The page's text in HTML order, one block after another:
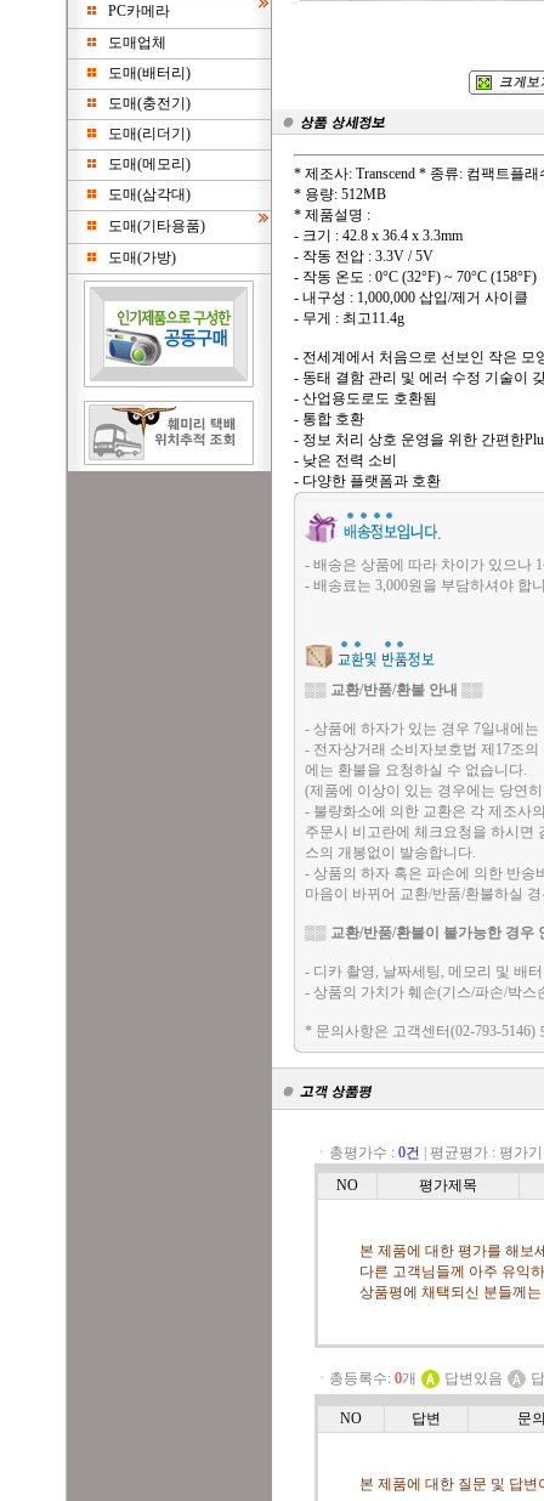
PC카메라
도매업체
도매(배터리)
도매(충전기)
도매(리더기)
도매(메모리)
도매(삼각대)
도매(기타용품)
도매(가방)
* 제조사: Transcend * 종류: 컴팩트플래
* 용량: 512MB
* 제품설명 :
- 크기 : 42.8 x 36.4 x 3.3mm
- 작동 전압 : 3.3V / 5V
- 작동 온도 : 0°C (32°F) ~ 70°C (158°F)
- 내구성 : 1,000,000 삽입/제거 사이클
- 무게 : 최고11.4g
- 전세계에서 처음으로 선보인 작은 모
- 동태 결함 관리 및 에러 수정 기술이
- 산업용도로도 호환됨
- 통합 호환
- 정보 처리 상호 운영을 위한 간편한
- 낮은 전력 소비
- 다양한 플랫폼과 호환
- 배송은 상품에 따라 차이가 있으나
- 배송료는 3,000원을 부담하셔야 합
▒▒ 교환/반품/환불 안내 ▒▒
- 상품에 하자가 있는 경우 7일내에
- 전자상거래 소비자보호법 제17조
에는 환불을 요청하실 수 없습니다.
(제품에 이상이 있는 경우에는 당연
- 불량화소에 의한 교환은 각 제조사
주문시 비고란에 체크요청을 하시면
스의 개봉없이 발송합니다.
- 상품의 하자 혹은 파손에 의한 반송
마음이 바뀌어 교환/반품/환불하실
▒▒ 교환/반품/환불이 불가능한 경우
- 디카 촬영, 날짜세팅, 메모리 및 배
- 상품의 가치가 훼손(기스/파손/박
* 문의사항은 고객센터(02-793-5146)
ㆍ총평가수 : 0건 평균평가 : 평가
NO
평가제목
본 제품에 대한 평가를 해보
다른 고객님들께 아주 유익
상품평에 채택되신 분들께
ㆍ총등록수: 0개 답변있음
NO 답변 문
본 제품에 대한 질문 및 답